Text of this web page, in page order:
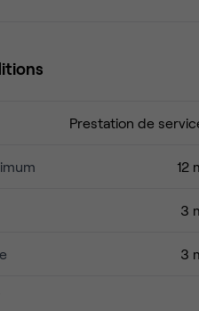
Prestation de
12
3
3